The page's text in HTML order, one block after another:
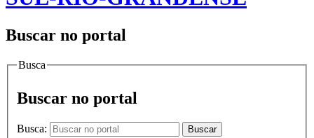
Buscar no portal
Busca
Buscar no portal
Busca: Buscar